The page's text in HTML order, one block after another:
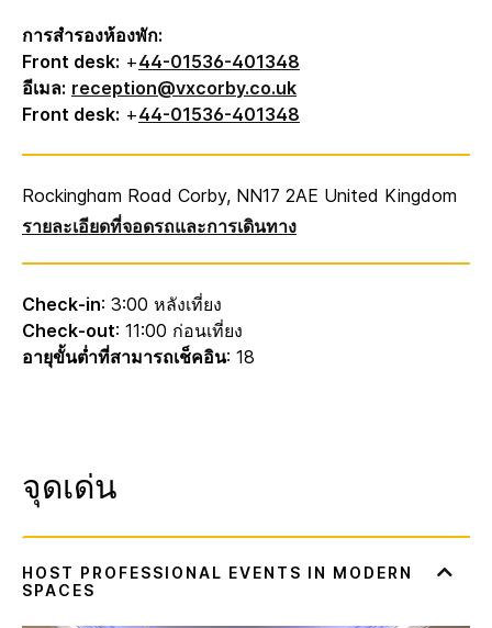
การสำรองห้องพัก:
Front desk: +44-01536-401348
อีเมล: reception@vxcorby.co.uk
Front desk: +44-01536-401348
Rockingham Road Corby, NN17 2AE United Kingdom
รายละเอียดที่จอดรถและการเดินทาง
Check-in: 3:00 หลังเที่ยง
Check-out: 11:00 ก่อนเที่ยง
อายุขั้นต่ำที่สามารถเช็คอิน: 18
จุดเด่น